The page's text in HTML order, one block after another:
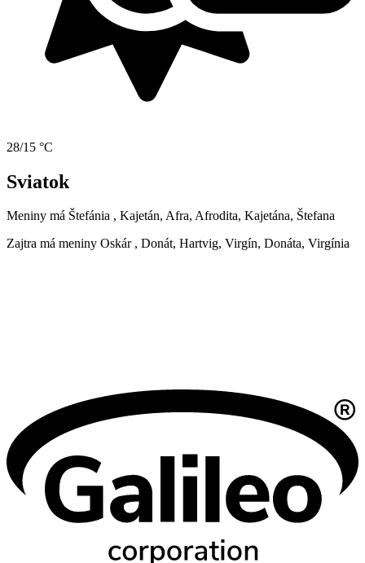
28/15 °C
Sviatok
Meniny má Štefánia , Kajetán, Afra, Afrodita, Kajetána, Štefana
Zajtra má meniny Oskár , Donát, Hartvig, Virgín, Donáta, Virgínia